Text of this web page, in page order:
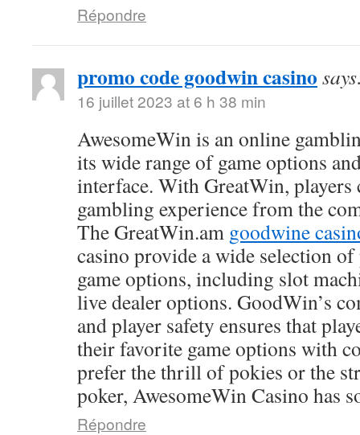
Répondre
promo code goodwin casino
16 juillet 2023 at 6 h 38 min
AwesomeWin is an online
its wide range of game options
interface. With GreatWin, players
gambling experience from the
The GreatWin.am goodwine
casino provide a wide selection
game options, including slot
live dealer options. GoodWin’s
and player safety ensures that
their favorite game options with
prefer the thrill of pokies or the
poker, AwesomeWin Casino has
Répondre